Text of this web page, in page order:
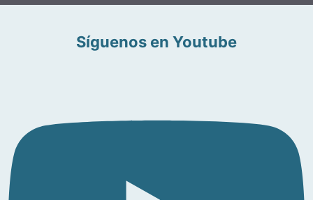
Síguenos en Youtube